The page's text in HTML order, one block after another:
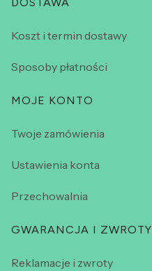
Koszt i termin dostawy
Sposoby płatności
MOJE KONTO
Twoje zamówienia
Ustawienia konta
Przechowalnia
GWARANCJA I ZWROTY
Reklamacje i zwroty